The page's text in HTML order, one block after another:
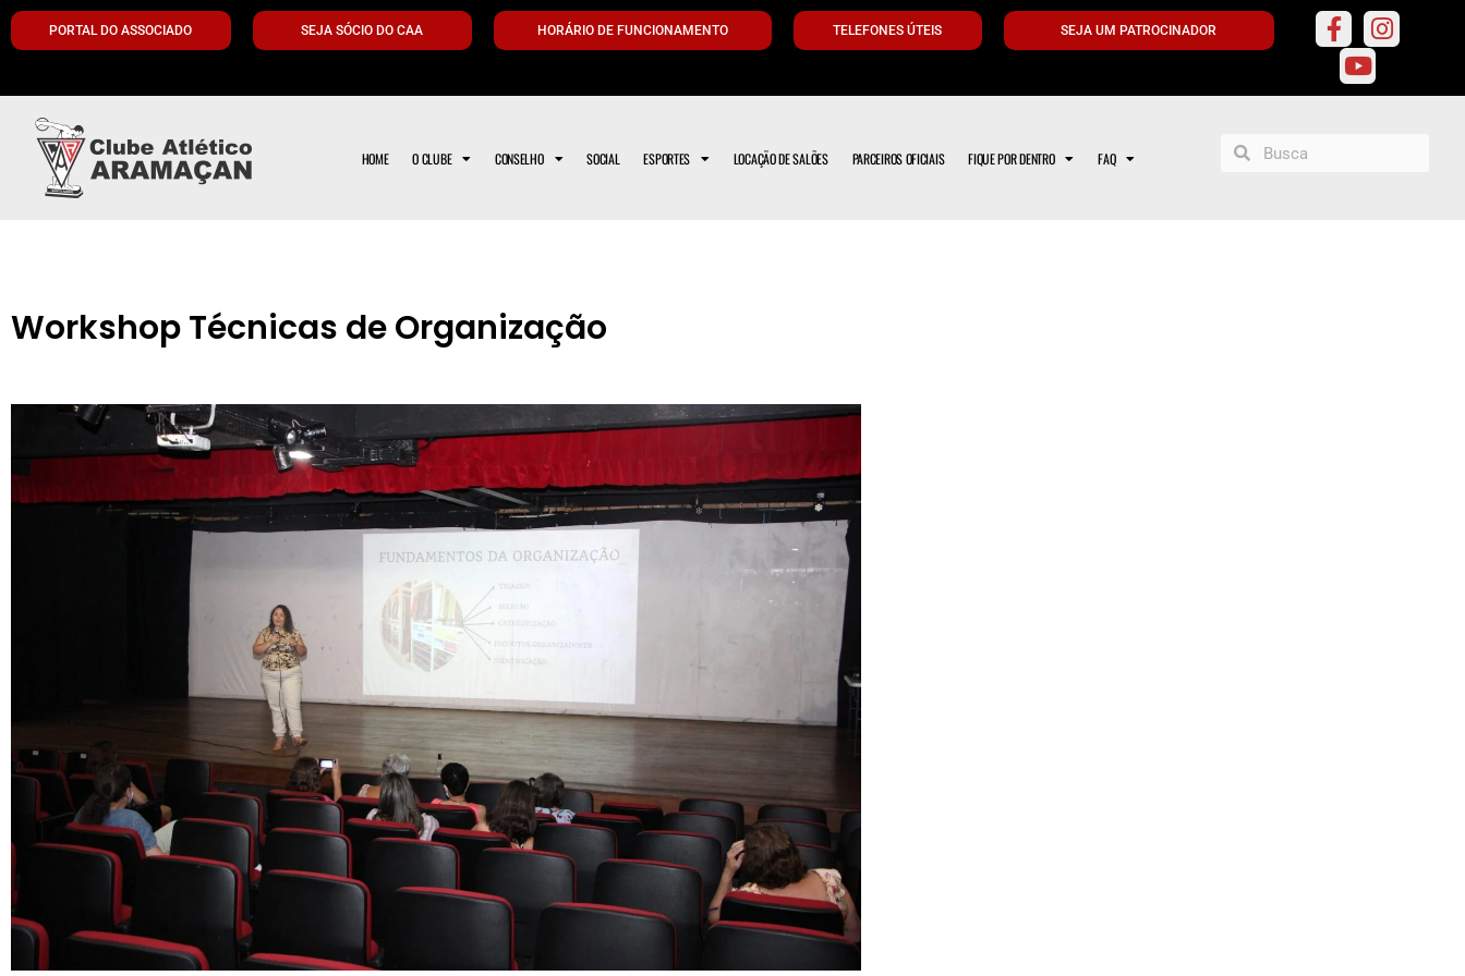
PORTAL DO ASSOCIADO SEJA SÓCIO DO CAA HORÁRIO DE FUNCIONAMENTO TELEFONES ÚTEIS SEJA UM PATROCINADOR
HOME O CLUBE CONSELHO SOCIAL ESPORTES LOCAÇÃO DE SALÕES PARCEIROS OFICIAIS FIQUE POR DENTRO FAQ
Workshop Técnicas de Organização